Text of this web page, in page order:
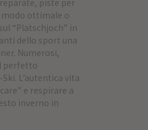
piste per
ottimale o
“Platschjoch” in
dello sport una
Numerosi,
perfetto
L’autentica vita
e respirare a
inverno in